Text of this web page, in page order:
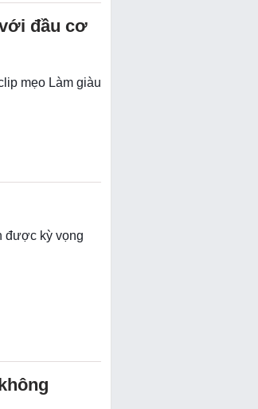
đầu cơ
mẹo Làm giàu
được kỳ vọng